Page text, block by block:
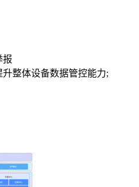
报
整体设备数据管控能力;